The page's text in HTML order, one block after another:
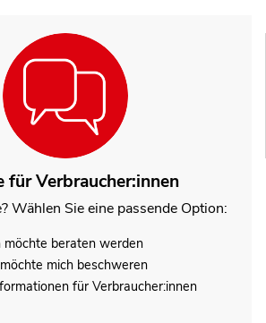
für Verbraucher:innen
Wählen Sie eine passende Option:
möchte beraten werden
mich beschweren
für Verbraucher:innen